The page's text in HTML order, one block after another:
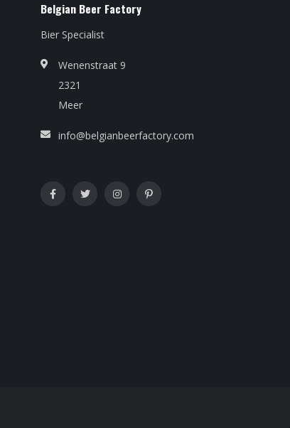
Belgian Beer Factory
Bier Specialist
Wenenstraat 9
2321
Meer
info@belgianbeerfactory.com